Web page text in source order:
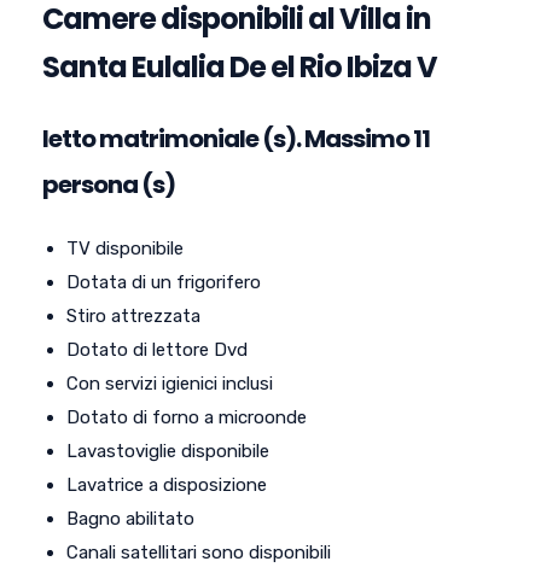
Camere disponibili al Villa in
Santa Eulalia De el Rio Ibiza V
letto matrimoniale (s). Massimo 11
persona (s)
TV disponibile
Dotata di un frigorifero
Stiro attrezzata
Dotato di lettore Dvd
Con servizi igienici inclusi
Dotato di forno a microonde
Lavastoviglie disponibile
Lavatrice a disposizione
Bagno abilitato
Canali satellitari sono disponibili